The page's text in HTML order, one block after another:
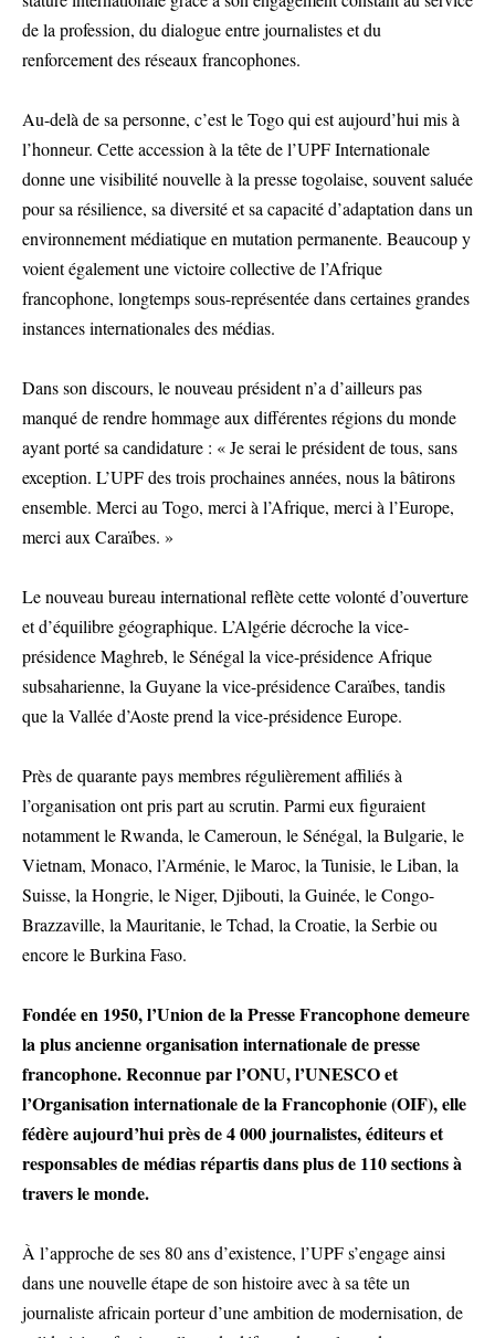
de la profession, du dialogue entre journalistes et du
renforcement des réseaux francophones.
Au-delà de sa personne, c’est le Togo qui est aujourd’hui mis à
l’honneur. Cette accession à la tête de l’UPF Internationale
donne une visibilité nouvelle à la presse togolaise, souvent saluée
pour sa résilience, sa diversité et sa capacité d’adaptation dans un
environnement médiatique en mutation permanente. Beaucoup y
voient également une victoire collective de l’Afrique
francophone, longtemps sous-représentée dans certaines grandes
instances internationales des médias.
Dans son discours, le nouveau président n’a d’ailleurs pas
manqué de rendre hommage aux différentes régions du monde
ayant porté sa candidature : « Je serai le président de tous, sans
exception. L’UPF des trois prochaines années, nous la bâtirons
ensemble. Merci au Togo, merci à l’Afrique, merci à l’Europe,
merci aux Caraïbes. »
Le nouveau bureau international reflète cette volonté d’ouverture
et d’équilibre géographique. L’Algérie décroche la vice-
présidence Maghreb, le Sénégal la vice-présidence Afrique
subsaharienne, la Guyane la vice-présidence Caraïbes, tandis
que la Vallée d’Aoste prend la vice-présidence Europe.
Près de quarante pays membres régulièrement affiliés à
l’organisation ont pris part au scrutin. Parmi eux figuraient
notamment le Rwanda, le Cameroun, le Sénégal, la Bulgarie, le
Vietnam, Monaco, l’Arménie, le Maroc, la Tunisie, le Liban, la
Suisse, la Hongrie, le Niger, Djibouti, la Guinée, le Congo-
Brazzaville, la Mauritanie, le Tchad, la Croatie, la Serbie ou
encore le Burkina Faso.
Fondée en 1950, l’Union de la Presse Francophone demeure
la plus ancienne organisation internationale de presse
francophone. Reconnue par l’ONU, l’UNESCO et
l’Organisation internationale de la Francophonie (OIF), elle
fédère aujourd’hui près de 4 000 journalistes, éditeurs et
responsables de médias répartis dans plus de 110 sections à
travers le monde.
À l’approche de ses 80 ans d’existence, l’UPF s’engage ainsi
dans une nouvelle étape de son histoire avec à sa tête un
journaliste africain porteur d’une ambition de modernisation, de